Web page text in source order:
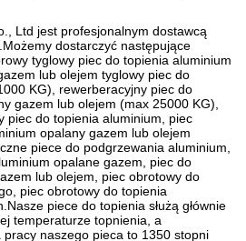
Ltd jest profesjonalnym dostawcą
dostarczyć następujące
tyglowy piec do topienia aluminium
lub olejem tyglowy piec do
KG), rewerberacyjny piec do
gazem lub olejem (max 25000 KG),
piec do topienia aluminium, piec
opalany gazem lub olejem
piece do podgrzewania aluminium,
opalane gazem, piec do
lub olejem, piec obrotowy do
piec obrotowy do topienia
piece do topienia służą głównie
temperaturze topnienia, a
naszego pieca to 1350 stopni